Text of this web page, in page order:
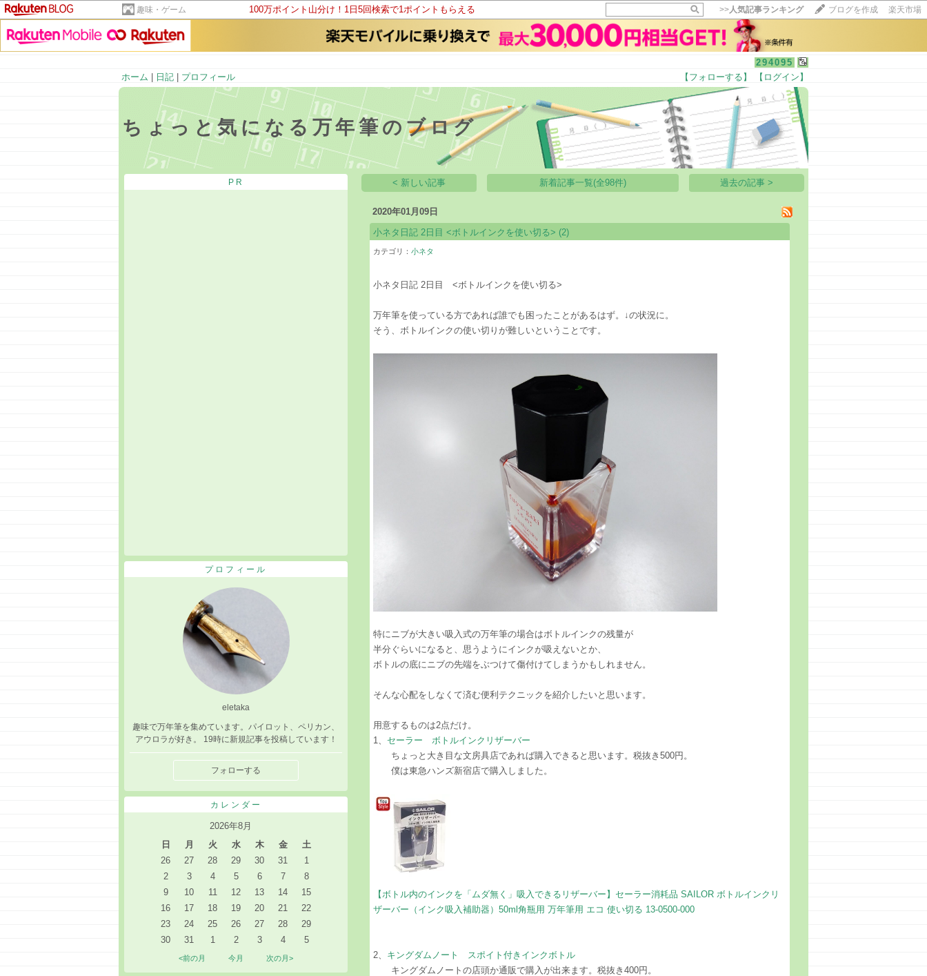
趣味・ゲーム 100万ポイント山分け！1日5回検索で1ポイントもらえる >>人気記事ランキング ブログを作成 楽天市場
294095
ホーム
日記 プロフィール 【フォローする】 【ログイン】
ちょっと気になる万年筆のブログ
15記事にいいね！で1ポイント
いいね!
PR
プロフィール
eletaka
趣味で万年筆を集めています。パイロット、ペリカン、
アウロラが好き。 19時に新規記事を投稿しています！
フォローする
カレンダー
2026年8月
日
月 火 水 木 金
土
26
27 28 29 30 31
1
2
3 4 5 6 7
8
9
10 11 12 13 14
15
16
17 18 19 20 21
22
23
24 25 26 27 28
29
30
31 1 2 3 4 5
<前の月 今月 次の月>
< 新しい記事 新着記事一覧(全98件) 過去の記事 >
2020年01月09日
小ネタ日記 2日目 <ボトルインクを使い切る> (2)
カテゴリ：小ネタ
小ネタ日記 2日目 <ボトルインクを使い切る>
万年筆を使っている方であれば誰でも困ったことがあるはず。↓の状況に。
そう、ボトルインクの使い切りが難しいということです。
特にニブが大きい吸入式の万年筆の場合はボトルインクの残量が
半分ぐらいになると、思うようにインクが吸えないとか、
ボトルの底にニブの先端をぶつけて傷付けてしまうかもしれません。
そんな心配をしなくて済む便利テクニックを紹介したいと思います。
用意するものは2点だけ。
1、​ セーラー ボトルインクリザーバー
ちょっと大き目な文房具店であれば購入できると思います。税抜き500円。
僕は東急ハンズ新宿店で購入しました。
【ボトル内のインクを「ムダ無く」吸入できるリザーバー】セーラー消耗品 SAILOR ボトルインクリ
ザーバー（インク吸入補助器）50ml角瓶用 万年筆用 エコ 使い切る 13-0500-000
2、​ キングダムノート スポイト付きインクボトル
キングダムノートの店頭か通販で購入が出来ます。税抜き400円。